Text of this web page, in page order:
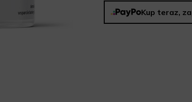
Kup teraz,